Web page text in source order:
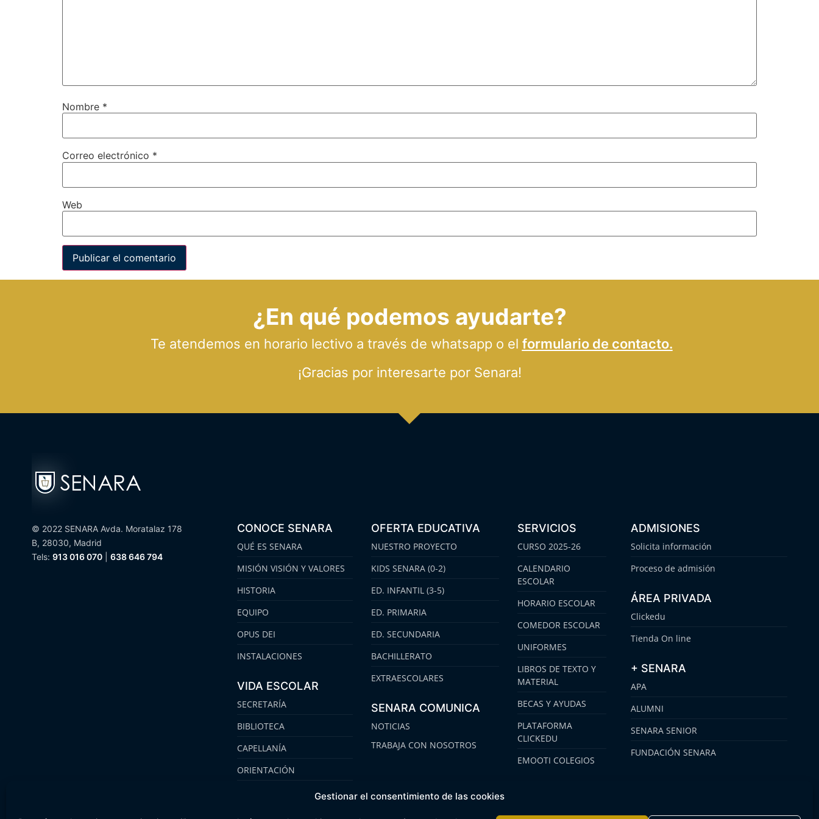
Gestionar el consentimiento de las cookies
Nombre *
Correo electrónico *
Web
¿En qué podemos ayudarte?
Te atendemos en horario lectivo a través de whatsapp o el formulario de contacto.
¡Gracias por interesarte por Senara!
© 2022 SENARA Avda. Moratalaz 178
B, 28030, Madrid
Tels: 913 016 070 638 646 794
CONOCE SENARA
QUÉ ES SENARA
MISIÓN VISIÓN Y VALORES
HISTORIA
EQUIPO
OPUS DEI
INSTALACIONES
VIDA ESCOLAR
SECRETARÍA
BIBLIOTECA
CAPELLANÍA
ORIENTACIÓN
OFERTA EDUCATIVA
NUESTRO PROYECTO
KIDS SENARA (0-2)
ED. INFANTIL (3-5)
ED. PRIMARIA
ED. SECUNDARIA
BACHILLERATO
EXTRAESCOLARES
SENARA COMUNICA
NOTICIAS
TRABAJA CON NOSOTROS
SERVICIOS
CURSO 2025-26
CALENDARIO
ESCOLAR
HORARIO ESCOLAR
COMEDOR ESCOLAR
UNIFORMES
LIBROS DE TEXTO Y
MATERIAL
BECAS Y AYUDAS
PLATAFORMA
CLICKEDU
EMOOTI COLEGIOS
ADMISIONES
Solicita información
Proceso de admisión
ÁREA PRIVADA
Clickedu
Tienda On line
+ SENARA
APA
ALUMNI
SENARA SENIOR
FUNDACIÓN SENARA